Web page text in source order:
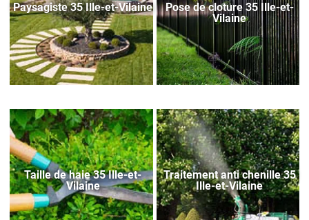
Paysagiste 35 Ille-et-Vilaine
Pose de cloture 35 Ille-et-
Vilaine
Taille de haie 35 Ille-et-
Vilaine
Traitement anti chenille 35
Ille-et-Vilaine